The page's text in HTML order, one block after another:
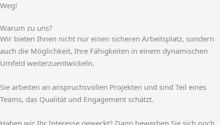
Weg!
Warum zu uns?
Wir bieten Ihnen nicht nur einen sicheren Arbeitsplatz, sondern
auch die Möglichkeit, Ihre Fähigkeiten in einem dynamischen
Umfeld weiterzuentwickeln.
Sie arbeiten an anspruchsvollen Projekten und sind Teil eines
Teams, das Qualität und Engagement schätzt.